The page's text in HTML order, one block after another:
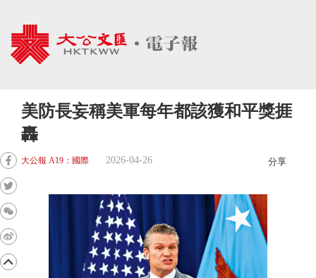
美防長妄稱美軍每年都該獲和平獎捱
轟
大公報 A19：國際 2026-04-26 分享